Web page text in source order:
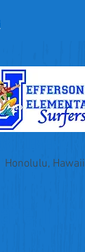
Honolulu, Hawaii